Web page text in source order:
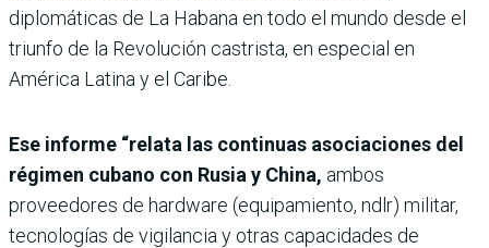
diplomáticas de La Habana en todo el mundo desde el
triunfo de la Revolución castrista, en especial en
América Latina y el Caribe.
Ese informe “relata las continuas asociaciones del
régimen cubano con Rusia y China, ambos
proveedores de hardware (equipamiento, ndlr) militar,
tecnologías de vigilancia y otras capacidades de